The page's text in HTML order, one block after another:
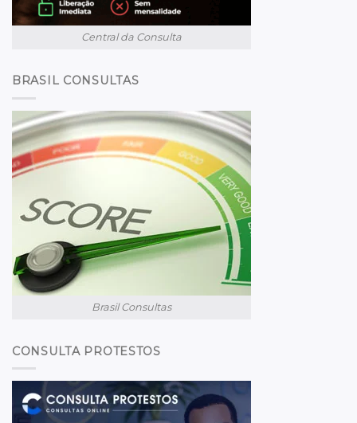
Central da Consulta
BRASIL CONSULTAS
Brasil Consultas
CONSULTA PROTESTOS